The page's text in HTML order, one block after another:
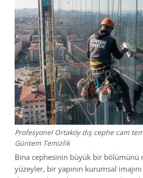
Profesyonel Ortaköy dış cephe cam
Güntem Temizlik
Bina cephesinin büyük bir bölümünü
yüzeyler, bir yapının kurumsal